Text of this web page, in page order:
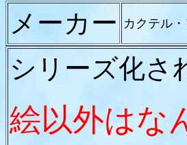
メーカー カクテル・
シリーズ化さ
絵以外はな